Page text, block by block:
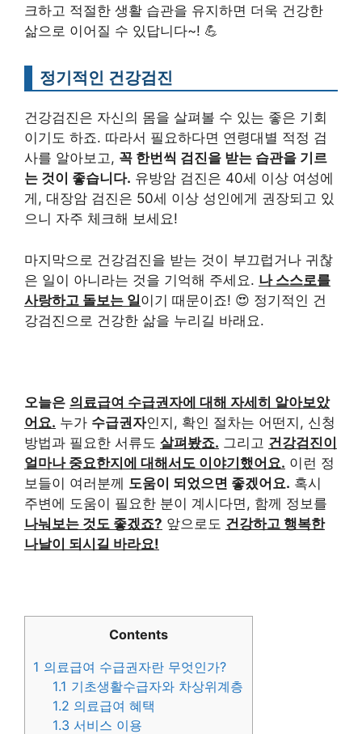
크하고 적절한 생활 습관을 유지하면 더욱 건강한
삶으로 이어질 수 있답니다~! 💪
정기적인 건강검진
건강검진은 자신의 몸을 살펴볼 수 있는 좋은 기회
이기도 하죠. 따라서 필요하다면 연령대별 적정 검
사를 알아보고, 꼭 한번씩 검진을 받는 습관을 기르
는 것이 좋습니다. 유방암 검진은 40세 이상 여성에
게, 대장암 검진은 50세 이상 성인에게 권장되고 있
으니 자주 체크해 보세요!
마지막으로 건강검진을 받는 것이 부끄럽거나 귀찮
은 일이 아니라는 것을 기억해 주세요. 나 스스로를
사랑하고 돌보는 일이기 때문이죠! 😍 정기적인 건
강검진으로 건강한 삶을 누리길 바래요.
오늘은 의료급여 수급권자에 대해 자세히 알아보았
어요. 누가 수급권자인지, 확인 절차는 어떤지, 신청
방법과 필요한 서류도 살펴봤죠. 그리고 건강검진이
얼마나 중요한지에 대해서도 이야기했어요. 이런 정
보들이 여러분께 도움이 되었으면 좋겠어요. 혹시
주변에 도움이 필요한 분이 계시다면, 함께 정보를
나눠보는 것도 좋겠죠? 앞으로도 건강하고 행복한
나날이 되시길 바라요!
Contents
1 의료급여 수급권자란 무엇인가?
1.1 기초생활수급자와 차상위계층
1.2 의료급여 혜택
1.3 서비스 이용